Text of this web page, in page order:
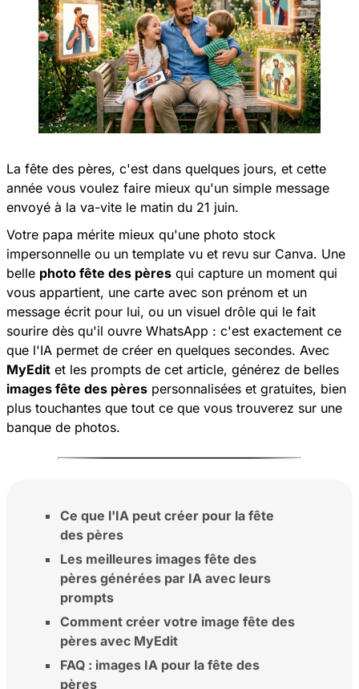
La fête des pères, c'est dans quelques jours, et cette
année vous voulez faire mieux qu'un simple message
envoyé à la va-vite le matin du 21 juin.
Votre papa mérite mieux qu'une photo stock
impersonnelle ou un template vu et revu sur Canva. Une
belle photo fête des pères qui capture un moment qui
vous appartient, une carte avec son prénom et un
message écrit pour lui, ou un visuel drôle qui le fait
sourire dès qu'il ouvre WhatsApp : c'est exactement ce
que l'IA permet de créer en quelques secondes. Avec
MyEdit et les prompts de cet article, générez de belles
images fête des pères personnalisées et gratuites, bien
plus touchantes que tout ce que vous trouverez sur une
banque de photos.
Ce que l'IA peut créer pour la fête
des pères
Les meilleures images fête des
pères générées par IA avec leurs
prompts
Comment créer votre image fête des
pères avec MyEdit
FAQ : images IA pour la fête des
pères